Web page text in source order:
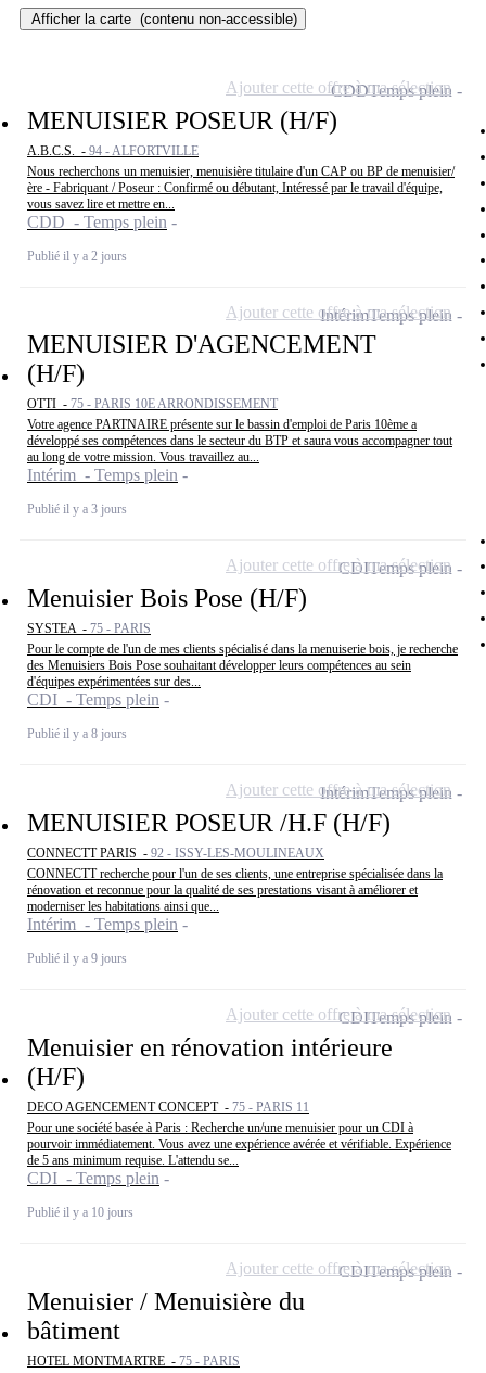
Afficher la carte (contenu non-accessible)
MENUISIER POSEUR (H/F)
A.B.C.S. - 94 - ALFORTVILLE
Nous recherchons un menuisier, menuisière titulaire d'un CAP ou BP de menuisier/
ère - Fabriquant / Poseur : Confirmé ou débutant, Intéressé par le travail d'équipe,
vous savez lire et mettre en...
CDD - Temps plein
Publié il y a 2 jours
CDDTemps plein
Ajouter cette offre à ma sélection
MENUISIER D'AGENCEMENT
(H/F)
OTTI - 75 - PARIS 10E ARRONDISSEMENT
Votre agence PARTNAIRE présente sur le bassin d'emploi de Paris 10ème a
développé ses compétences dans le secteur du BTP et saura vous accompagner tout
au long de votre mission. Vous travaillez au...
Intérim - Temps plein
Publié il y a 3 jours
IntérimTemps plein
Ajouter cette offre à ma sélection
Menuisier Bois Pose (H/F)
SYSTEA - 75 - PARIS
Pour le compte de l'un de mes clients spécialisé dans la menuiserie bois, je recherche
des Menuisiers Bois Pose souhaitant développer leurs compétences au sein
d'équipes expérimentées sur des...
CDI - Temps plein
Publié il y a 8 jours
CDITemps plein
Ajouter cette offre à ma sélection
MENUISIER POSEUR /H.F (H/F)
CONNECTT PARIS - 92 - ISSY-LES-MOULINEAUX
CONNECTT recherche pour l'un de ses clients, une entreprise spécialisée dans la
rénovation et reconnue pour la qualité de ses prestations visant à améliorer et
moderniser les habitations ainsi que...
Intérim - Temps plein
Publié il y a 9 jours
IntérimTemps plein
Ajouter cette offre à ma sélection
Menuisier en rénovation intérieure
(H/F)
DECO AGENCEMENT CONCEPT - 75 - PARIS 11
Pour une société basée à Paris : Recherche un/une menuisier pour un CDI à
pourvoir immédiatement. Vous avez une expérience avérée et vérifiable. Expérience
de 5 ans minimum requise. L'attendu se...
CDI - Temps plein
Publié il y a 10 jours
CDITemps plein
Ajouter cette offre à ma sélection
Menuisier / Menuisière du
bâtiment
HOTEL MONTMARTRE - 75 - PARIS
CDITemps plein
Ajouter cette offre à ma sélection